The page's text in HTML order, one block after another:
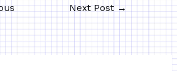
Next Post →